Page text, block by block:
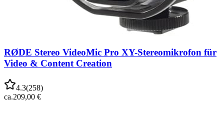
RØDE Stereo VideoMic Pro XY-Stereomikrofon für
Video & Content Creation
4.3(258)
ca.209,00 €